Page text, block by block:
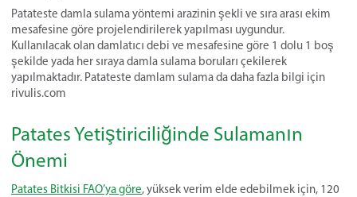
Patateste damla sulama yöntemi arazinin şekli ve sıra arası ekim
mesafesine göre projelendirilerek yapılması uygundur.
Kullanılacak olan damlatıcı debi ve mesafesine göre 1 dolu 1 boş
şekilde yada her sıraya damla sulama boruları çekilerek
yapılmaktadır. Patateste damlam sulama da daha fazla bilgi için
rivulis.com
Patates Yetiştiriciliğinde Sulamanın
Önemi
Patates Bitkisi FAO’ya göre, yüksek verim elde edebilmek için, 120